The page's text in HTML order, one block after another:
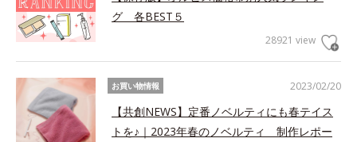
グ 各BEST５
28921 view
2023/02/20
お買い物情報
【共創NEWS】定番ノベルティにも春テイス
トを♪｜2023年春のノベルティ 制作レポー